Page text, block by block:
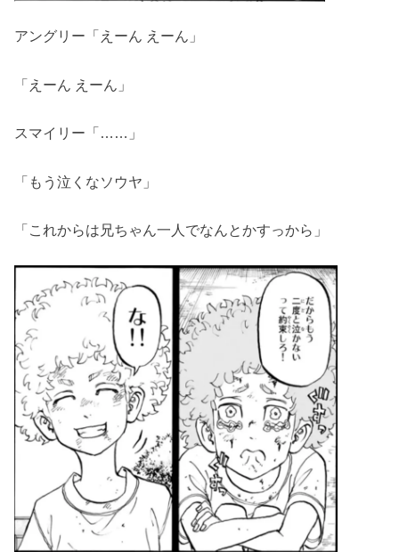
アングリー「えーん えーん」
「えーん えーん」
スマイリー「……」
「もう泣くなソウヤ」
「これからは兄ちゃん一人でなんとかすっから」